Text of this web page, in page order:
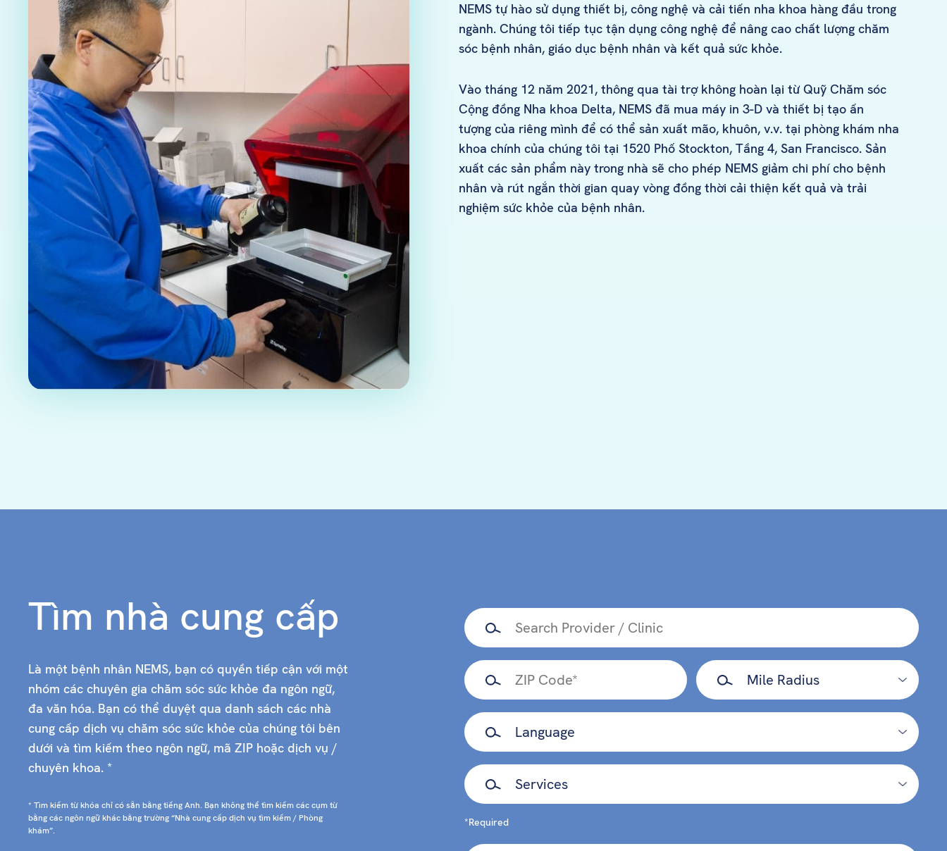
NEMS tự hào sử dụng thiết bị, công nghệ và cải tiến nha khoa hàng đầu trong
ngành. Chúng tôi tiếp tục tận dụng công nghệ để nâng cao chất lượng chăm
sóc bệnh nhân, giáo dục bệnh nhân và kết quả sức khỏe.
Vào tháng 12 năm 2021, thông qua tài trợ không hoàn lại từ Quỹ Chăm sóc
Cộng đồng Nha khoa Delta, NEMS đã mua máy in 3-D và thiết bị tạo ấn
tượng của riêng mình để có thể sản xuất mão, khuôn, v.v. tại phòng khám nha
khoa chính của chúng tôi tại 1520 Phố Stockton, Tầng 4, San Francisco. Sản
xuất các sản phẩm này trong nhà sẽ cho phép NEMS giảm chi phí cho bệnh
nhân và rút ngắn thời gian quay vòng đồng thời cải thiện kết quả và trải
nghiệm sức khỏe của bệnh nhân.
Tìm nhà cung cấp
Là một bệnh nhân NEMS, bạn có quyền tiếp cận với một
nhóm các chuyên gia chăm sóc sức khỏe đa ngôn ngữ,
đa văn hóa. Bạn có thể duyệt qua danh sách các nhà
cung cấp dịch vụ chăm sóc sức khỏe của chúng tôi bên
dưới và tìm kiếm theo ngôn ngữ, mã ZIP hoặc dịch vụ /
chuyên khoa. *
* Tìm kiếm từ khóa chỉ có sẵn bằng tiếng Anh. Bạn không thể tìm kiếm các cụm từ
bằng các ngôn ngữ khác bằng trường “Nhà cung cấp dịch vụ tìm kiếm / Phòng
khám”.
*Required